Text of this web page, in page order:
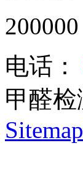
200000
电话：
甲醛